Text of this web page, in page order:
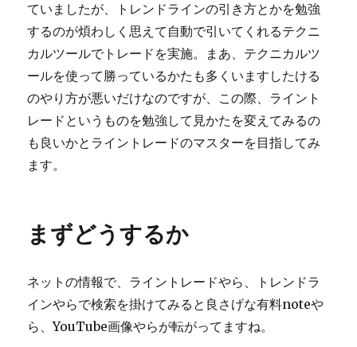
ていましたが、トレンドラインの引き方とかを勉強
するのが煩わしく思えて自動で引いてくれるテクニ
カルツールでトレードを実施。まあ、テクニカルツ
ールを使って勝っているかたも多くいますしたける
のやり方が悪いだけなのですが、この際、ライント
レードというものを勉強して見かたを変えてみるの
も良いかとライントレードのマスターを目指してみ
ます。
まずどうするか
ネットの情報で、ライントレードやら、トレンドラ
インやらで検索を掛けてみると良さげな有料noteや
ら、YouTube画像やらが転がってますね。